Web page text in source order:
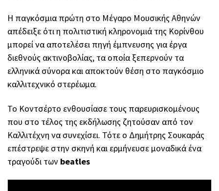
Η παγκόσμια πρώτη στο Μέγαρο Μουσικής Αθηνών
απέδειξε ότι η πολιτιστική κληρονομιά της Κορίνθου
μπορεί να αποτελέσει πηγή έμπνευσης για έργα
διεθνούς ακτινοβολίας, τα οποία ξεπερνούν τα
ελληνικά σύνορα και αποκτούν θέση στο παγκόσμιο
καλλιτεχνικό στερέωμα.
Το Κοντσέρτο ενθουσίασε τους παρευρισκομένους
που στο τέλος της εκδήλωσης ζητούσαν από τον
Καλλιτέχνη να συνεχίσει. Τότε ο Δημήτρης Σουκαράς
επέστρεψε στην σκηνή και ερμήνευσε μοναδικά ένα
τραγούδι των beatles